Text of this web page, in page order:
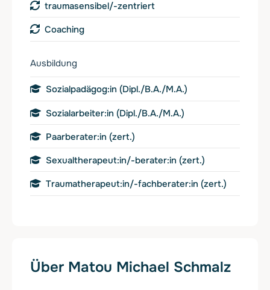
traumasensibel/-zentriert
Coaching
Ausbildung
Sozialpadägog:in (Dipl./B.A./M.A.)
Sozialarbeiter:in (Dipl./B.A./M.A.)
Paarberater:in (zert.)
Sexualtherapeut:in/-berater:in (zert.)
Traumatherapeut:in/-fachberater:in (zert.)
Über Matou Michael Schmalz